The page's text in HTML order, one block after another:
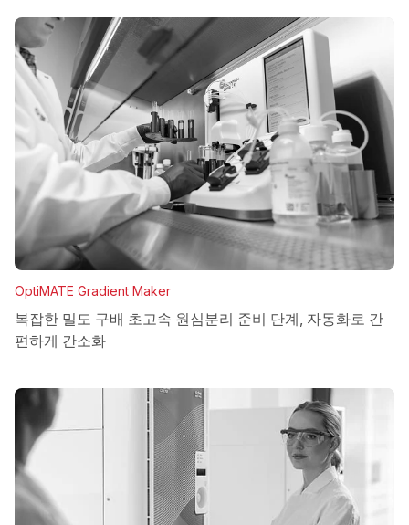
OptiMATE Gradient Maker
복잡한 밀도 구배 초고속 원심분리 준비 단계, 자동화로 간
편하게 간소화